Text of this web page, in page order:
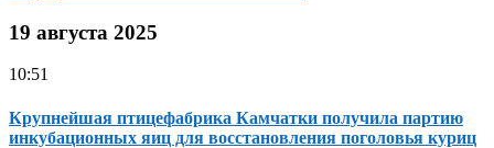
19 августа 2025
10:51
Крупнейшая птицефабрика Камчатки получила партию
инкубационных яиц для восстановления поголовья куриц